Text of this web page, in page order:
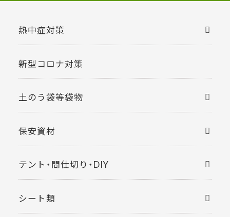
熱中症対策
新型コロナ対策
土のう袋等袋物
保安資材
テント・間仕切り・DIY
シート類